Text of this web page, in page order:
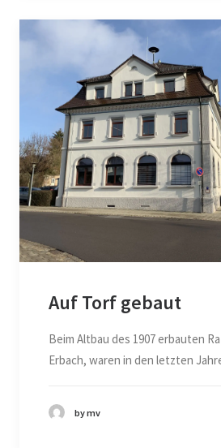
Auf Torf gebaut
Beim Altbau des 1907 erbauten
Erbach, waren in den letzten
by mv